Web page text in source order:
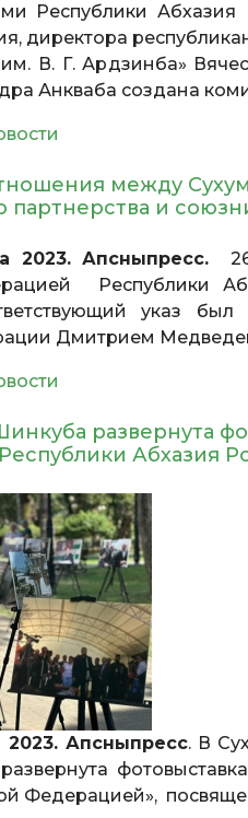
Республики Абхазия
директора
им. В. Г. Ардзинба»
Анкваба создана
между
партнерства и
2023. Апсныпресс. 26
Республики
указ
Дмитрием
развернута
Абхазия
2023. Апсныпресс. В
Федерацией»,